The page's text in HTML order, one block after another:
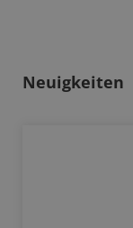
Neuigkeiten